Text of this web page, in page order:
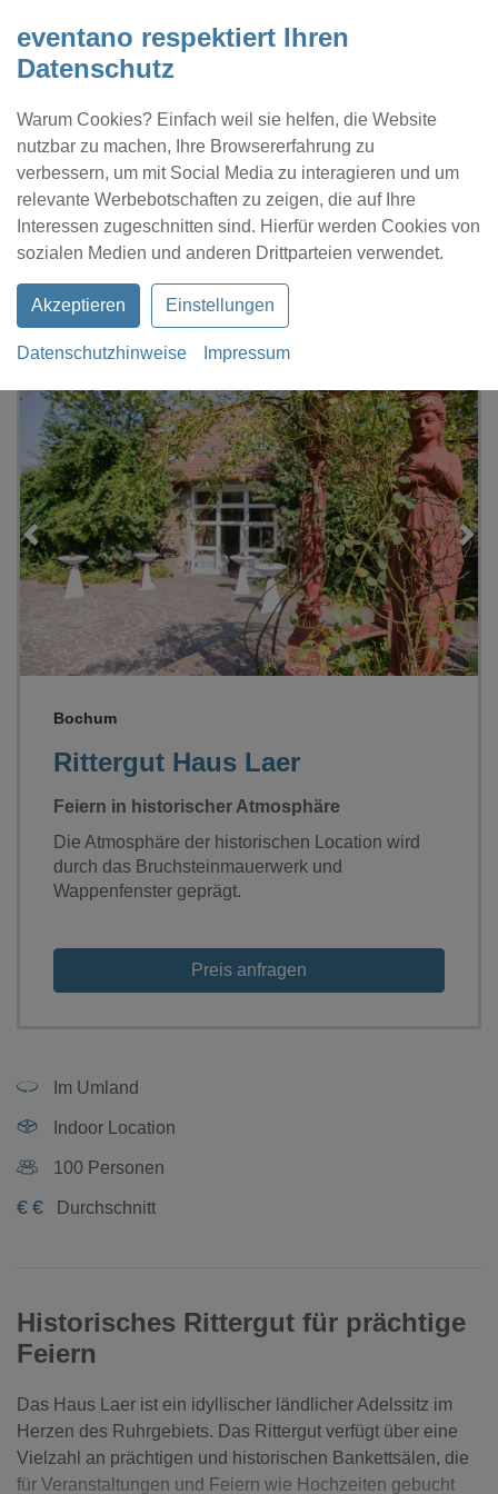
eventano respektiert Ihren
Datenschutz
Warum Cookies? Einfach weil sie helfen, die Website
nutzbar zu machen, Ihre Browsererfahrung zu
verbessern, um mit Social Media zu interagieren und um
relevante Werbebotschaften zu zeigen, die auf Ihre
Interessen zugeschnitten sind. Hierfür werden Cookies von
sozialen Medien und anderen Drittparteien verwendet.
Akzeptieren Einstellungen
Datenschutzhinweise Impressum
Kontakt Location eintragen Profil
Rittergut Haus Laer
Rittergut Haus Laer
Bochum
Feiern in historischer Atmosphäre
Die Atmosphäre der historischen Location wird
durch das Bruchsteinmauerwerk und
Wappenfenster geprägt.
Preis anfragen
Im Umland
Indoor Location
100 Personen
€ € Durchschnitt
Historisches Rittergut für prächtige
Feiern
Das Haus Laer ist ein idyllischer ländlicher Adelssitz im
Herzen des Ruhrgebiets. Das Rittergut verfügt über eine
Vielzahl an prächtigen und historischen Bankettsälen, die
für Veranstaltungen und Feiern wie Hochzeiten gebucht